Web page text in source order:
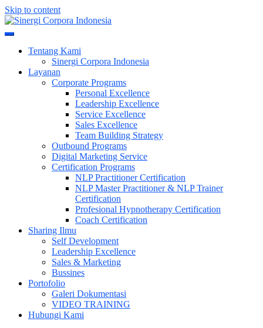
Skip to content
Sinergi Corpora Indonesia
Tentang Kami
Sinergi Corpora Indonesia
Layanan
Corporate Programs
Personal Excellence
Leadership Excellence
Service Excellence
Sales Excellence
Team Building Strategy
Outbound Programs
Digital Marketing Service
Certification Programs
NLP Practitioner Certification
NLP Master Practitioner & NLP Trainer
Certification
Profesional Hypnotherapy Certification
Coach Certification
Sharing Ilmu
Self Development
Leadership Excellence
Sales & Marketing
Bussines
Portofolio
Galeri Dokumentasi
VIDEO TRAINING
Hubungi Kami